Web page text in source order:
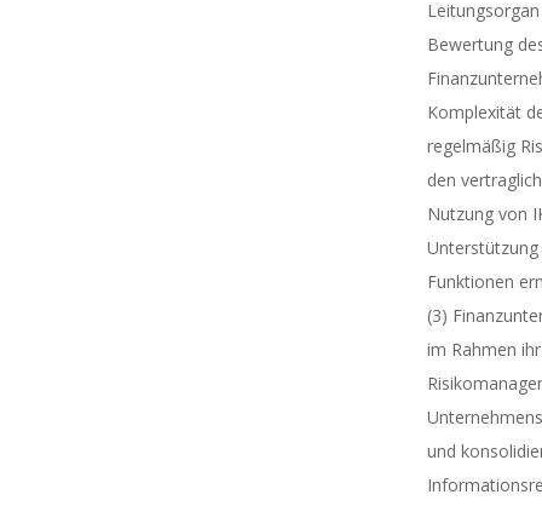
Bewertung
Komplexität
regelmäßig
den
Nutzung von
Funktionen
(3)
im Rahmen
und